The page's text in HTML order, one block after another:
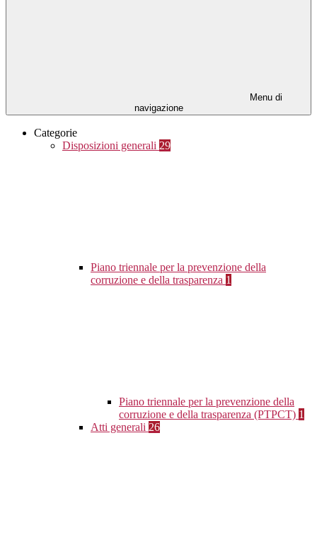
Menu di
navigazione
Categorie
Disposizioni generali 29
Piano triennale per la prevenzione della
corruzione e della trasparenza 1
Piano triennale per la prevenzione della
corruzione e della trasparenza (PTPCT) 1
Atti generali 26